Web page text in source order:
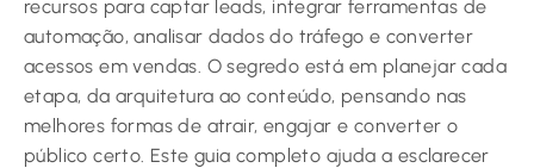
recursos para captar leads, integrar ferramentas de
automação, analisar dados do tráfego e converter
acessos em vendas. O segredo está em planejar cada
etapa, da arquitetura ao conteúdo, pensando nas
melhores formas de atrair, engajar e converter o
público certo. Este guia completo ajuda a esclarecer